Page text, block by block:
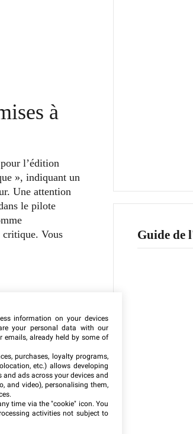
à
l’édition
», indiquant un
Une attention
le pilote
critique. Vous
LDAP de
un raccourci
exploitant des
services Remote
CVE-2025-
Les détails
Guide de
information on your devices
your personal data with our
emails, already held by some of
purchases, loyalty programs,
etc.) allows developing
ads across your devices and
and video), personalising them,
time via the "cookie" icon. You
activities not subject to